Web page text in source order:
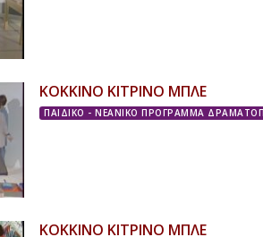
ΚΟΚΚΙΝΟ ΚΙΤΡΙΝΟ ΜΠΛΕ
ΠΑΙΔΙΚΟ - ΝΕΑΝΙΚΟ ΠΡΟΓΡΑΜΜΑ
ΚΟΚΚΙΝΟ ΚΙΤΡΙΝΟ ΜΠΛΕ